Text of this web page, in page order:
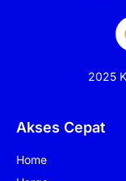
2025
Akses Cepat
Home